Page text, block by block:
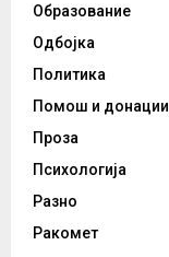
Образование
Одбојка
Политика
Помош и донации
Проза
Психологија
Разно
Ракомет